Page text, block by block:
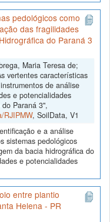
pedológicos como
das fragilidades
do Paraná 3
Maria Teresa de;
vertentes características
de análise
e potencialidades
Paraná 3",
RJIPMW, SoilData, V1
e a análise
sistemas pedológicos
da bacia hidrográfica do
e potencialidades
entre plantio
Helena - PR